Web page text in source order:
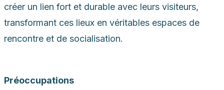
créer un lien fort et durable avec leurs visiteurs,
transformant ces lieux en véritables espaces de
rencontre et de socialisation.
Préoccupations